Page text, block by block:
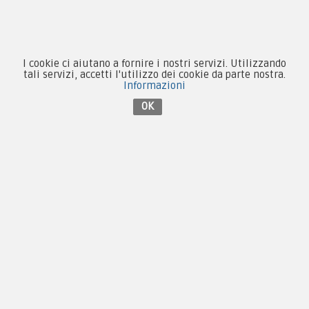
Contattaci su Facebook
I cookie ci aiutano a fornire i nostri servizi. Utilizzando
tali servizi, accetti l'utilizzo dei cookie da parte nostra.
Informazioni
OK